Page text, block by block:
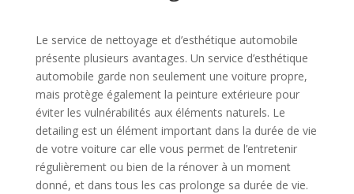
Le service de nettoyage et d’esthétique automobile
présente plusieurs avantages. Un service d’esthétique
automobile garde non seulement une voiture propre,
mais protège également la peinture extérieure pour
éviter les vulnérabilités aux éléments naturels. Le
detailing est un élément important dans la durée de vie
de votre voiture car elle vous permet de l’entretenir
régulièrement ou bien de la rénover à un moment
donné, et dans tous les cas prolonge sa durée de vie.